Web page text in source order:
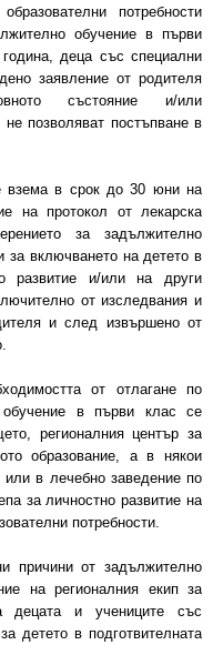
потребности
обучение в първи
деца със специални
заявление от родителя
състояние и/или
позволяват постъпване в
взема в срок до 30 юни на
на протокол от лекарска
за задължително
за включването на детето в
развитие и/или на други
от изследвания и
и след извършено от
от отлагане по
обучение в първи клас се
регионалния център за
образование, а в някои
в лечебно заведение по
за личностно развитие на
потребности.
причини от задължително
на регионалния екип за
децата и учениците със
детето в подготвителната